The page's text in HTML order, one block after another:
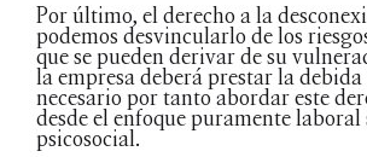
Por último, el derecho a la
podemos desvincularlo de los
que se pueden derivar de su
la empresa deberá prestar la debida
necesario por tanto abordar este
desde el enfoque puramente laboral
psicosocial.